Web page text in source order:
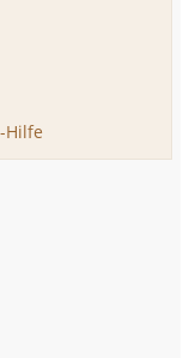
Hilfe